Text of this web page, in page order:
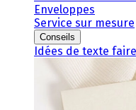
Enveloppes
Service sur mesure
Conseils
Idées de texte